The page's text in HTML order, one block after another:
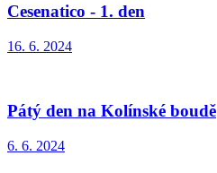
Cesenatico - 1. den
16. 6. 2024
Pátý den na Kolínské boudě
6. 6. 2024